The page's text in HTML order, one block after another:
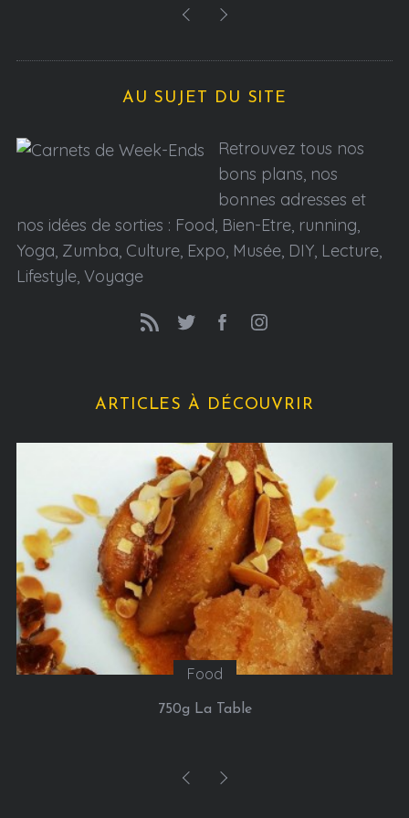
AU SUJET DU SITE
Retrouvez tous nos
bons plans, nos
bonnes adresses et
nos idées de sorties : Food, Bien-Etre, running,
Yoga, Zumba, Culture, Expo, Musée, DIY, Lecture,
Lifestyle, Voyage
ARTICLES À DÉCOUVRIR
Sorties
Google installe un chalet à Paris du 21 au 24 janvier